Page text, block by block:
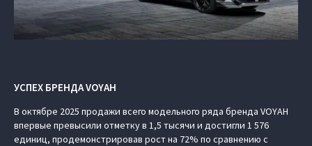
УСПЕХ БРЕНДА VOYAH
В октябре 2025 продажи всего модельного ряда бренда VOYAH
впервые превысили отметку в 1,5 тысячи и достигли 1 576
единиц, продемонстрировав рост на 72% по сравнению с